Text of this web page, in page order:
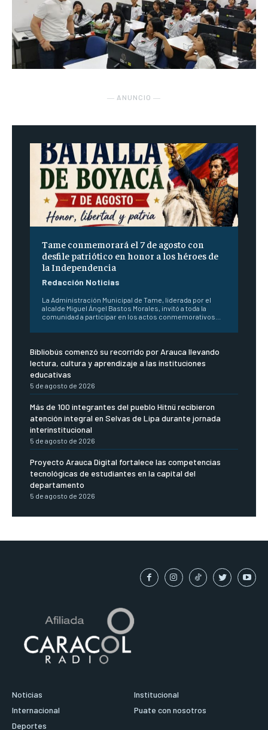
― ANUNCIO ―
Tame conmemorará el 7 de agosto con
desfile patriótico en honor a los héroes de
la Independencia
Redacción Noticias
La Administración Municipal de Tame, liderada por el
alcalde Miguel Ángel Bastos Morales, invitó a toda la
comunidad a participar en los actos conmemorativos...
Bibliobús comenzó su recorrido por Arauca llevando
lectura, cultura y aprendizaje a las instituciones
educativas
5 de agosto de 2026
Más de 100 integrantes del pueblo Hitnü recibieron
atención integral en Selvas de Lipa durante jornada
interinstitucional
5 de agosto de 2026
Proyecto Arauca Digital fortalece las competencias
tecnológicas de estudiantes en la capital del
departamento
5 de agosto de 2026
Noticias
Internacional
Deportes
Institucional
Puate con nosotros